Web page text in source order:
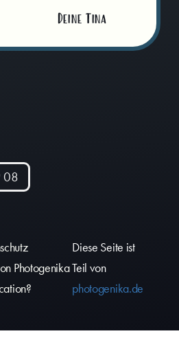
08
Deine Tina
Photogenika
Diese Seite ist
Teil von
photogenika.de